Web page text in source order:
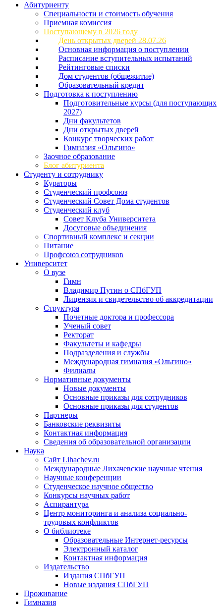
Абитуриенту
Специальности и стоимость обучения
Приемная комиссия
Поступающему в 2026 году
День открытых дверей 28.07.26
Основная информация о поступлении
Расписание вступительных испытаний
Рейтинговые списки
Дом студентов (общежитие)
Образовательный кредит
Подготовка к поступлению
Подготовительные курсы (для поступающих
2027)
Дни факультетов
Дни открытых дверей
Конкурс творческих работ
Гимназия «Ольгино»
Заочное образование
Блог абитуриента
Студенту и сотруднику
Кураторы
Студенческий профсоюз
Студенческий Совет Дома студентов
Студенческий клуб
Совет Клуба Университета
Досуговые объединения
Спортивный комплекс и секции
Питание
Профсоюз сотрудников
Университет
О вузе
Гимн
Владимир Путин о СПбГУП
Лицензия и свидетельство об аккредитации
Структура
Почетные доктора и профессора
Ученый совет
Ректорат
Факультеты и кафедры
Подразделения и службы
Международная гимназия «Ольгино»
Филиалы
Нормативные документы
Новые документы
Основные приказы для сотрудников
Основные приказы для студентов
Партнеры
Банковские реквизиты
Контактная информация
Сведения об образовательной организации
Наука
Сайт Lihachev.ru
Международные Лихачевские научные чтения
Научные конференции
Студенческое научное общество
Конкурсы научных работ
Аспирантура
Центр мониторинга и анализа социально-
трудовых конфликтов
О библиотеке
Образовательные Интернет-ресурсы
Электронный каталог
Контактная информация
Издательство
Издания СПбГУП
Новые издания СПбГУП
Проживание
Гимназия